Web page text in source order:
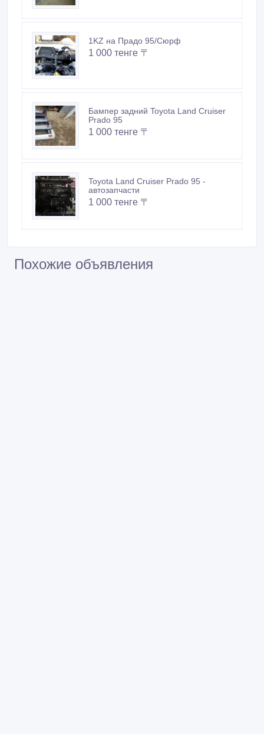
1KZ на Прадо 95/Сюрф
1 000 тенге 〒
Бампер задний Toyota Land Cruiser
Prado 95
1 000 тенге 〒
Toyota Land Cruiser Prado 95 -
автозапчасти
1 000 тенге 〒
Похожие объявления